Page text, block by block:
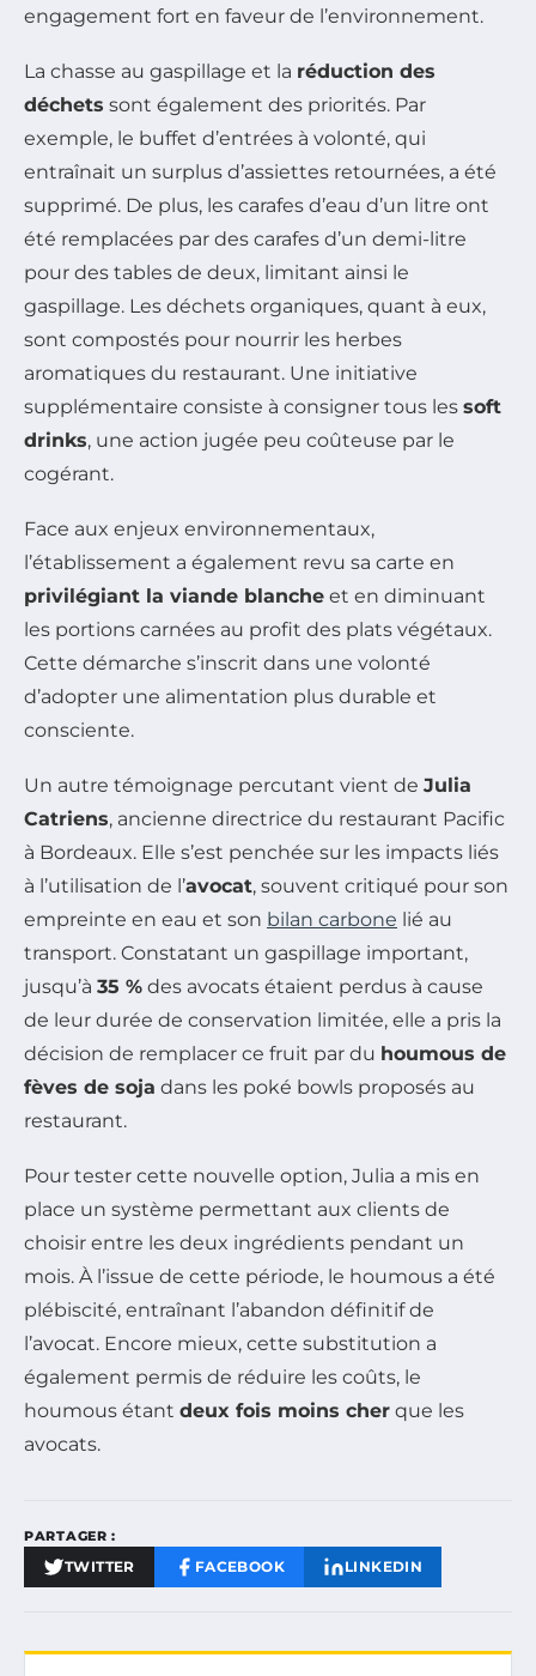
engagement fort en faveur de l’environnement.
La chasse au gaspillage et la réduction des
déchets sont également des priorités. Par
exemple, le buffet d’entrées à volonté, qui
entraînait un surplus d’assiettes retournées, a été
supprimé. De plus, les carafes d’eau d’un litre ont
été remplacées par des carafes d’un demi-litre
pour des tables de deux, limitant ainsi le
gaspillage. Les déchets organiques, quant à eux,
sont compostés pour nourrir les herbes
aromatiques du restaurant. Une initiative
supplémentaire consiste à consigner tous les soft
drinks, une action jugée peu coûteuse par le
cogérant.
Face aux enjeux environnementaux,
l’établissement a également revu sa carte en
privilégiant la viande blanche et en diminuant
les portions carnées au profit des plats végétaux.
Cette démarche s’inscrit dans une volonté
d’adopter une alimentation plus durable et
consciente.
Un autre témoignage percutant vient de Julia
Catriens, ancienne directrice du restaurant Pacific
à Bordeaux. Elle s’est penchée sur les impacts liés
à l’utilisation de l’avocat, souvent critiqué pour son
empreinte en eau et son bilan carbone lié au
transport. Constatant un gaspillage important,
jusqu’à 35 % des avocats étaient perdus à cause
de leur durée de conservation limitée, elle a pris la
décision de remplacer ce fruit par du houmous de
fèves de soja dans les poké bowls proposés au
restaurant.
Pour tester cette nouvelle option, Julia a mis en
place un système permettant aux clients de
choisir entre les deux ingrédients pendant un
mois. À l’issue de cette période, le houmous a été
plébiscité, entraînant l’abandon définitif de
l’avocat. Encore mieux, cette substitution a
également permis de réduire les coûts, le
houmous étant deux fois moins cher que les
avocats.
PARTAGER :
TWITTER FACEBOOK LINKEDIN